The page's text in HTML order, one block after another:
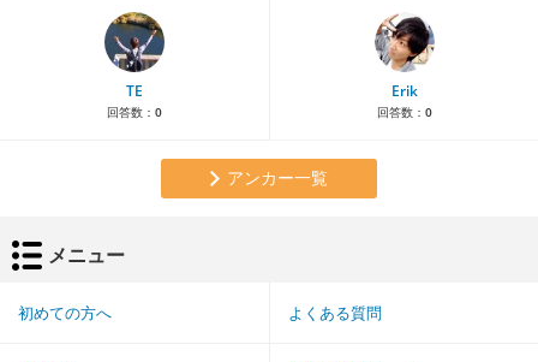
TE
回答数： 0
Erik
回答数： 0
アンカー一覧
メニュー
初めての方へ よくある質問